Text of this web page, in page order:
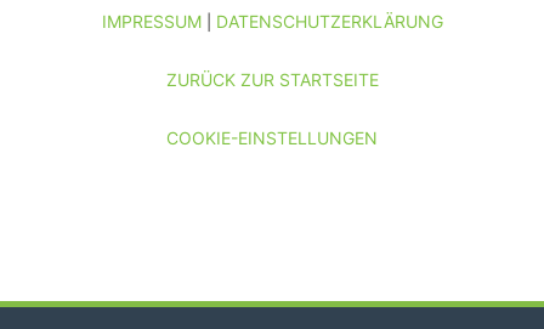
IMPRESSUM| DATENSCHUTZERKLÄRUNG
ZURÜCK ZUR STARTSEITE
COOKIE-EINSTELLUNGEN